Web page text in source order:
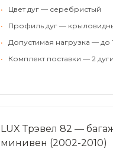
•
Цвет дуг — серебристый
•
Профиль дуг —
•
Допустимая нагрузка — до
•
Комплект поставки — 2
LUX Трэвел 82 —
минивен (2002-2010)